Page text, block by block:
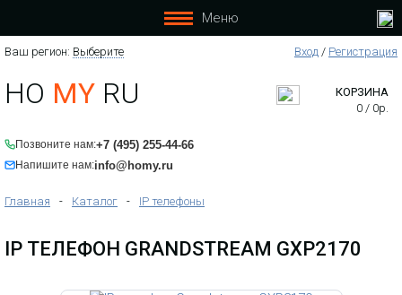
Меню
Ваш регион: Выберите Вход / Регистрация
HO MY RU
Позвоните нам:+7 (495) 255-44-66
Напишите нам:info@homy.ru
КОРЗИНА
0 / 0р.
Главная - Каталог - IP телефоны
IP ТЕЛЕФОН GRANDSTREAM GXP2170